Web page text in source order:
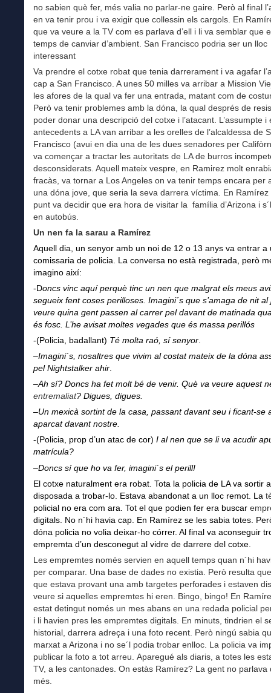
no sabien què fer, més valia no parlar-ne gaire. Però al final
en va tenir prou i va exigir que collessin els cargols. En
que va veure a la TV com es parlava d’ell i li va semblar que
temps de canviar d’ambient. San Francisco podria ser un lloc
interessant
Va prendre el cotxe robat que tenia darrerament i va agafar
cap a San Francisco. A unes 50 milles va arribar a Mission
les afores de la qual va fer una entrada, matant com de
Però va tenir problemes amb la dóna, la qual després de
poder donar una descripció del cotxe i l’atacant. L’assumpte i
antecedents a LA van arribar a les orelles de l’alcaldessa de
Francisco (avui en dia una de les dues senadores per
va començar a tractar les autoritats de LA de burros
desconsiderats. Aquell mateix vespre, en Ramirez molt
fracàs, va tornar a Los Angeles on va tenir temps encara per
una dóna jove, que seria la seva darrera víctima. En Ramírez
punt va decidir que era hora de visitar la família d’Arizona i
en autobús.
Un nen fa la sarau a Ramírez
Aquell dia, un senyor amb un noi de 12 o 13 anys va entrar a
comissaria de policia. La conversa no està registrada, però
imagino així:
-Doncs vinc aquí perquè tinc un nen que malgrat els meus
segueix fent coses perilloses. Imagini´s que s’amaga de nit
veure quina gent passen al carrer pel davant de matinada
és fosc. L’he avisat moltes vegades que és massa perillós
-(Policia, badallant) Té molta raó, sí senyor
–Imagini´s, nosaltres que vivim al costat mateix de la dóna
pel Nightstalker ahir.
–Ah sí? Doncs ha fet molt bé de venir. Què va veure aquest
entremaliat? Digues, digues.
–Un mexicà sortint de la casa, passant davant seu i ficant-se
aparcat davant nostre.
-(Policia, prop d’un atac de cor) I al nen que se li va acudir
matrícula?
–Doncs sí que ho va fer, imagini´s el perill!
El cotxe naturalment era robat. Tota la policia de LA va sortir
disposada a trobar-lo. Estava abandonat a un lloc remot. La
policial no era com ara. Tot el que podien fer era buscar
digitals. No n´hi havia cap. En Ramírez se les sabia totes.
dóna policia no volia deixar-ho córrer. Al final va aconseguir
empremta d’un desconegut al vidre de darrere del cotxe.
Les empremtes només servien en aquell temps quan n´hi
per comparar. Una base de dades no existia. Però resulta
que estava provant una amb targetes perforades i estaven
veure si aquelles empremtes hi eren. Bingo, bingo! En
estat detingut només un mes abans en una redada policial
i li havien pres les empremtes digitals. En minuts, tindrien el
historial, darrera adreça i una foto recent. Però ningú sabia
marxat a Arizona i no se´l podia trobar enlloc. La policia va
publicar la foto a tot arreu. Aparegué als diaris, a totes les
TV, a les cantonades. On estàs Ramírez? La gent no parlava
més.